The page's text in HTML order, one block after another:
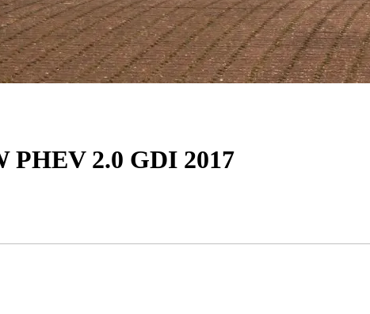
PHEV 2.0 GDI 2017